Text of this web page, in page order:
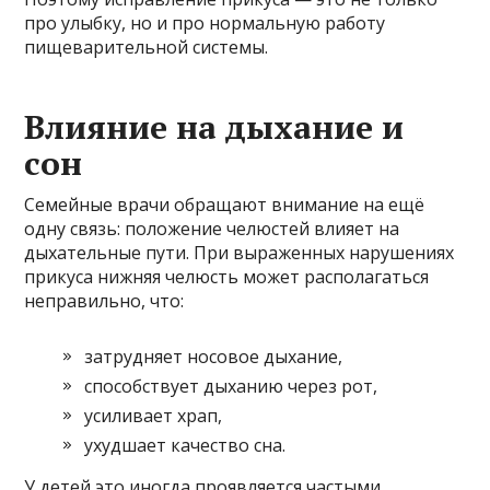
про улыбку, но и про нормальную работу
пищеварительной системы.
Влияние на дыхание и
сон
Семейные врачи обращают внимание на ещё
одну связь: положение челюстей влияет на
дыхательные пути. При выраженных нарушениях
прикуса нижняя челюсть может располагаться
неправильно, что:
затрудняет носовое дыхание,
способствует дыханию через рот,
усиливает храп,
ухудшает качество сна.